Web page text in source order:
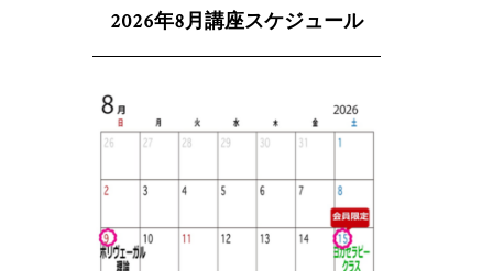
2026年8月講座スケジュール